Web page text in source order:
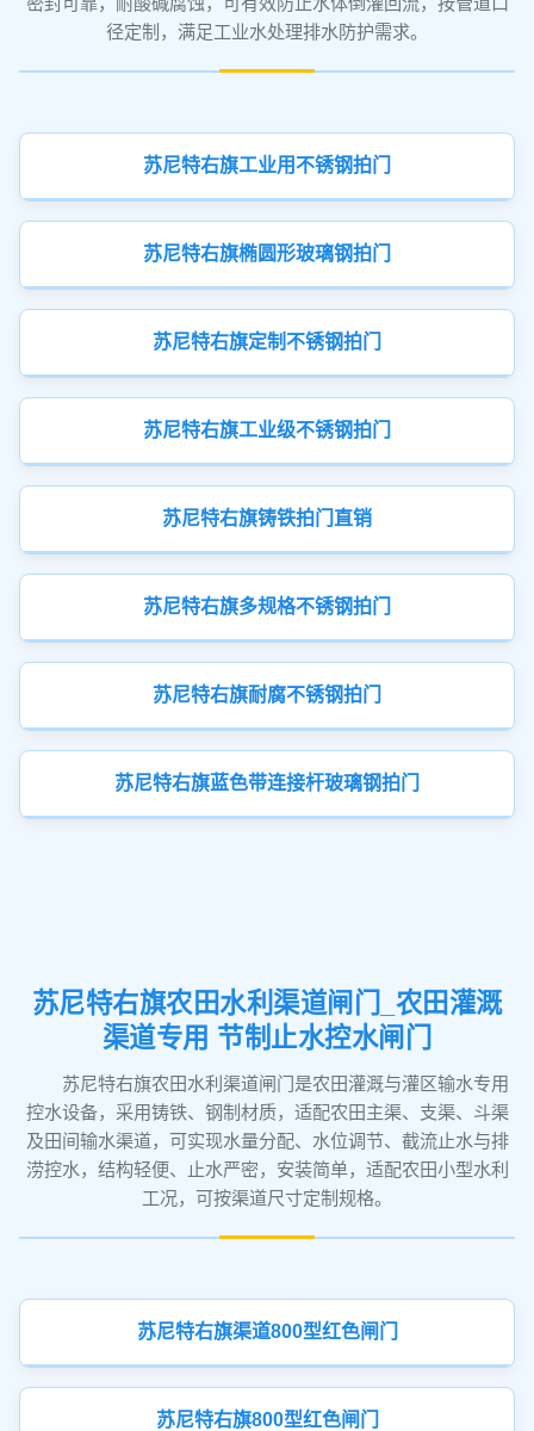
径定制，满足工业水处理排水防护需求。
苏尼特右旗工业用不锈钢拍门
苏尼特右旗椭圆形玻璃钢拍门
苏尼特右旗定制不锈钢拍门
苏尼特右旗工业级不锈钢拍门
苏尼特右旗铸铁拍门直销
苏尼特右旗多规格不锈钢拍门
苏尼特右旗耐腐不锈钢拍门
苏尼特右旗蓝色带连接杆玻璃钢拍门
苏尼特右旗农田水利渠道闸门_农田灌溉
渠道专用 节制止水控水闸门
苏尼特右旗农田水利渠道闸门是农田灌溉与灌区输水专用
控水设备，采用铸铁、钢制材质，适配农田主渠、支渠、斗渠
及田间输水渠道，可实现水量分配、水位调节、截流止水与排
涝控水，结构轻便、止水严密，安装简单，适配农田小型水利
工况，可按渠道尺寸定制规格。
苏尼特右旗渠道800型红色闸门
苏尼特右旗800型红色闸门